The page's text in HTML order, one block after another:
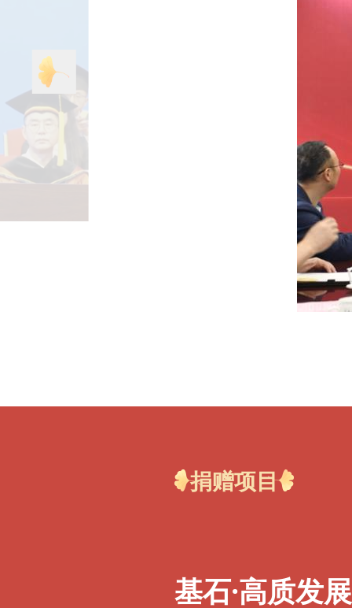
捐赠项目
基石·高质发